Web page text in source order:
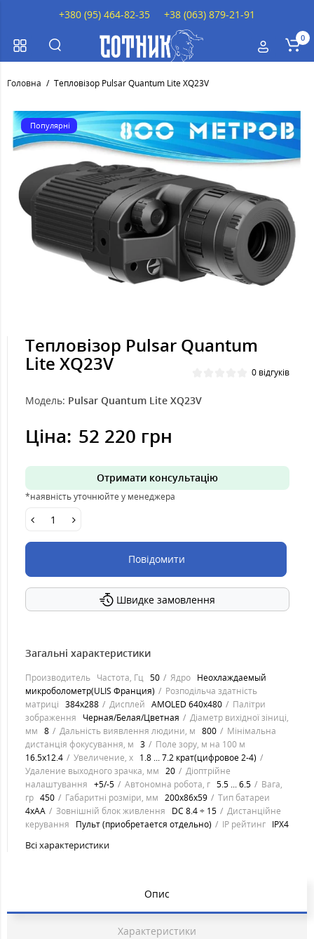
0
Головна Тепловізор Pulsar Quantum Lite XQ23V
Популярні
Тепловізор Pulsar Quantum
Lite XQ23V 0 відгуків
Модель: Pulsar Quantum Lite XQ23V
Ціна: 52 220 грн
Отримати консультацію
*наявність уточнюйте у менеджера
Повідомити
Швидке замовлення
Загальні характеристики
Производитель Частота, Гц 50 Ядро Неохлаждаемый
микроболометр(ULIS Франция)
Розподільча здатність
матриці 384x288 Дисплей AMOLED 640x480
Палітри
зображення
Черная/Белая/Цветная
Діаметр вихідної зіниці,
мм 8 Дальність виявлення людини, м 800
Мінімальна
дистанція фокусування, м 3
Поле зору, м на 100 м
16.5x12.4
Увеличение, х 1.8 ... 7.2 крат(цифровое 2-4)
Удаление выходного зрачка, мм 20
Діоптрійне
налаштування +5/-5 Автономна робота, г 5.5 ... 6.5
Вага,
гр 450 Габаритні розміри, мм 200x86x59
Тип батареи
4xAA
Зовнішній блок живлення DC 8.4 ÷ 15
Дистанційне
керування
Пульт (приобретается отдельно) IP рейтинг IPX4
Всі характеристики
Опис
Характеристики
+380 (95) 464-82-35 +38 (063) 879-21-91